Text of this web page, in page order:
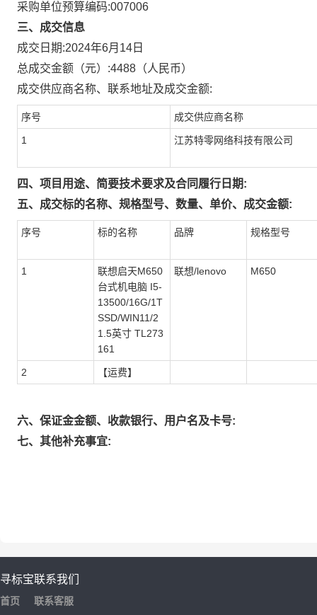
采购单位预算编码:007006
三、成交信息
成交日期:2024年6月14日
总成交金额（元）:4488 （人民币）
成交供应商名称、联系地址及成交金额:
序号 成交供应商名称
1 江苏特零网络科技有限公司
四、项目用途、简要技术要求及合同履行日期:
五、成交标的名称、规格型号、数量、单价、成交金额:
序号 标的名称 品牌 规格型号
1
联想启天M650
台式机电脑 I5-
13500/16G/1T
SSD/WIN11/2
1.5英寸 TL273
161
联想/lenovo M650
2 【运费】
六、保证金金额、收款银行、用户名及卡号:
七、其他补充事宜:
寻标宝
首页
联系我们
联系客服